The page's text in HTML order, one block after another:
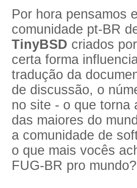
Por hora pensamos
comunidade pt-BR
TinyBSD criados
certa forma
tradução da
de discussão, o
no site - o que torna
das maiores do
a comunidade de
o que mais vocês
FUG-BR pro mundo?